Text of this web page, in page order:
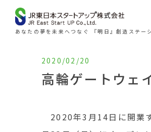
あなたの夢を未来へつなぐ 『明日』創造ステー
2020/02/20
高輪ゲートウェ
2020年3月14日に開業